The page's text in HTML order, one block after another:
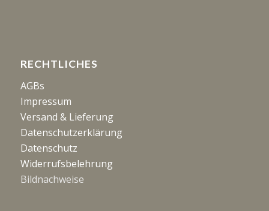
RECHTLICHES
AGBs
Impressum
Versand & Lieferung
Datenschutzerklärung
Datenschutz
Widerrufsbelehrung
Bildnachweise